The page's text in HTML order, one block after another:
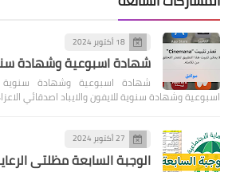
18 أكتوبر 2024
شهادة اسبوعية وشهادة
شهادة اسبوعية وشهادة سنوية
اسبوعية وشهادة سنوية للايفون والايباد اصدقائي
27 أكتوبر 2024
الوجبة السابعة مظلتي